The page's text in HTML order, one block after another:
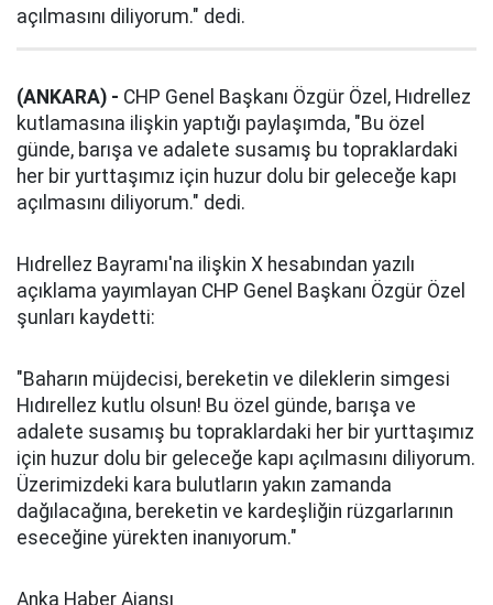
açılmasını diliyorum." dedi.
(ANKARA) - CHP Genel Başkanı Özgür Özel, Hıdrellez
kutlamasına ilişkin yaptığı paylaşımda, "Bu özel
günde, barışa ve adalete susamış bu topraklardaki
her bir yurttaşımız için huzur dolu bir geleceğe kapı
açılmasını diliyorum." dedi.
Hıdrellez Bayramı'na ilişkin X hesabından yazılı
açıklama yayımlayan CHP Genel Başkanı Özgür Özel
şunları kaydetti:
"Baharın müjdecisi, bereketin ve dileklerin simgesi
Hıdırellez kutlu olsun! Bu özel günde, barışa ve
adalete susamış bu topraklardaki her bir yurttaşımız
için huzur dolu bir geleceğe kapı açılmasını diliyorum.
Üzerimizdeki kara bulutların yakın zamanda
dağılacağına, bereketin ve kardeşliğin rüzgarlarının
eseceğine yürekten inanıyorum."
Anka Haber Ajansı